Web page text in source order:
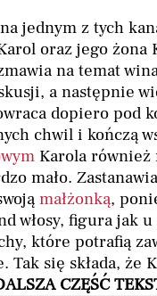
jednym z tych
oraz jego żona
na temat
a następnie
dopiero pod
chwil i kończą
Karola również
mało.
małżonką,
włosy, figura jak
które potrafią
Tak się składa, że
CZĘŚĆ